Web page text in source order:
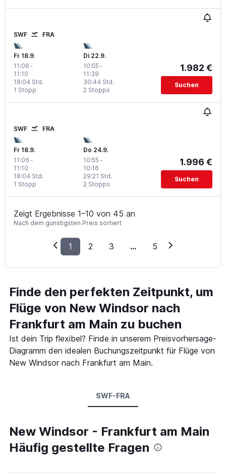
SWF FRA
Fr 18.9.
11:06 -
11:10
1 Stopp
18:04 Std.
Di 22.9.
10:55 -
11:39
2 Stopps
30:44 Std.
1.982 €
Suchen
SWF FRA
Fr 18.9.
11:06 -
11:10
1 Stopp
18:04 Std.
Do 24.9.
10:55 -
10:16
2 Stopps
29:21 Std.
1.996 €
Suchen
Zeigt Ergebnisse 1–10 von 45 an
Nach dem günstigsten Preis sortiert
1 2 3 ... 5
Finde den perfekten Zeitpunkt, um
Flüge von New Windsor nach
Frankfurt am Main zu buchen
Ist dein Trip flexibel? Finde in unserem Preisvorhersage-
Diagramm den idealen Buchungszeitpunkt für Flüge von
New Windsor nach Frankfurt am Main.
SWF-FRA
New Windsor - Frankfurt am Main
Häufig gestellte Fragen